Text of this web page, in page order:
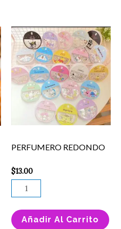
producto
PERFUMERO REDONDO
$13.00
PERFUMERO
REDONDO
cantidad
Añadir Al Carrito